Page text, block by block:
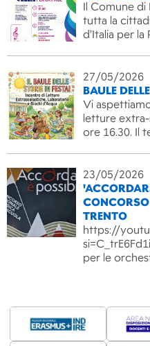
Il Comune di
tutta la
d’Italia per
27/05/2026
BAULE
Vi
letture
ore 16.30. Il
23/05/2026
TRENTO
https://
per le